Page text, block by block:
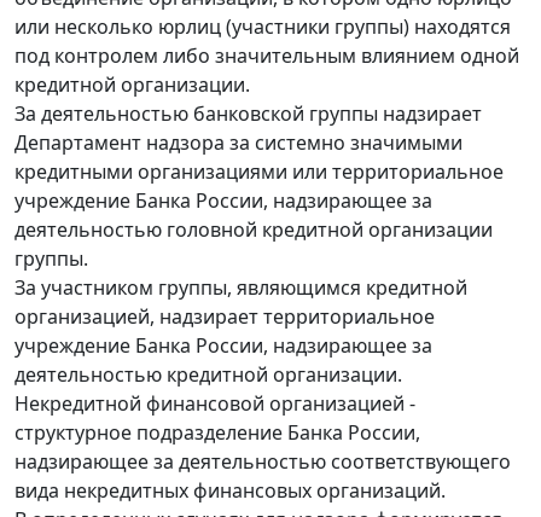
или несколько юрлиц (участники группы) находятся
под контролем либо значительным влиянием одной
кредитной организации.
За деятельностью банковской группы надзирает
Департамент надзора за системно значимыми
кредитными организациями или территориальное
учреждение Банка России, надзирающее за
деятельностью головной кредитной организации
группы.
За участником группы, являющимся кредитной
организацией, надзирает территориальное
учреждение Банка России, надзирающее за
деятельностью кредитной организации.
Некредитной финансовой организацией -
структурное подразделение Банка России,
надзирающее за деятельностью соответствующего
вида некредитных финансовых организаций.